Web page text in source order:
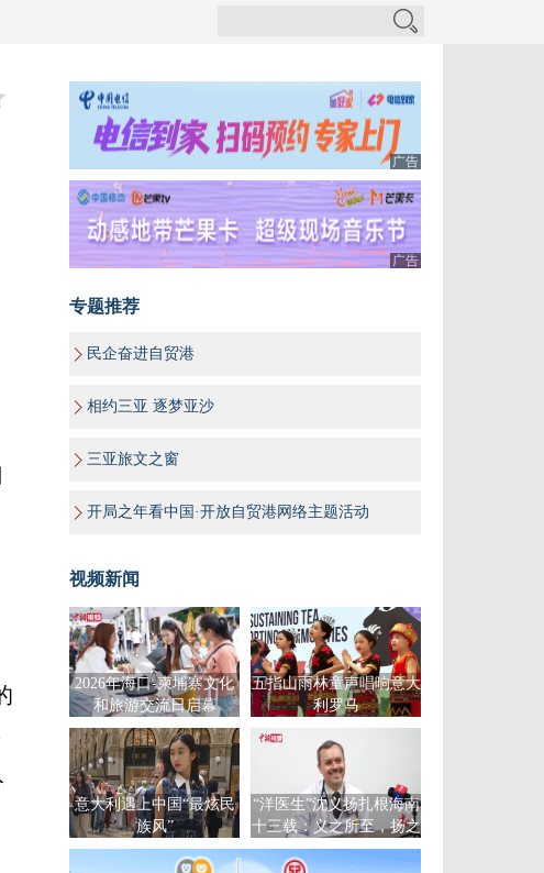
广告
广告
专题推荐
民企奋进自贸港
相约三亚 逐梦亚沙
三亚旅文之窗
开局之年看中国·开放自贸港网络主题活动
视频新闻
2026年海口-柬埔寨文化
和旅游交流日启幕
五指山雨林童声唱响意大
利罗马
意大利遇上中国“最炫民
族风”
“洋医生”沈义扬扎根海南
十三载：义之所至，扬之
千里